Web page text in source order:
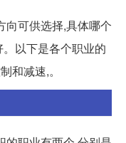
向可供选择,具体哪个
以下是各个职业的
和减速,。